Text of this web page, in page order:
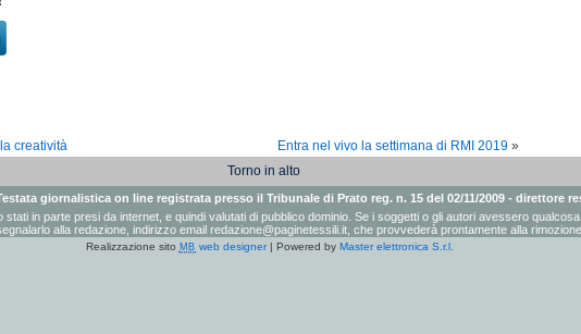
creatività Entra nel vivo la settimana di RMI 2019 »
Torno in alto
giornalistica on line registrata presso il Tribunale di Prato reg. n. 15 del 02/11/2009 - direttore
in parte presi da internet, e quindi valutati di pubblico dominio. Se i soggetti o gli autori avessero
alla redazione, indirizzo email redazione@paginetessili.it , che provvederà prontamente alla rimozione.
Realizzazione sito MB web designer| Powered byMaster elettronica S.r.l.